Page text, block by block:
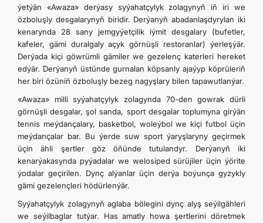
ýetýän «Awaza» derýasy syýahatçylyk zolagynyň iň iri we
özboluşly desgalarynyň biridir. Derýanyň abadanlaşdyrylan iki
kenarynda 28 sany jemgyýetçilik iýmit desgalary (bufetler,
kafeler, gämi duralgaly açyk görnüşli restoranlar) ýerleşýär.
Derýada kiçi göwrümli gämiler we gezelenç katerleri hereket
edýär. Derýanyň üstünde gurnalan köpsanly ajaýyp köprüleriň
her biri özüniň özboluşly bezeg nagyşlary bilen tapawutlanýar.
«Awaza» milli syýahatçylyk zolagynda 70-den gowrak dürli
görnüşli desgalar, şol sanda, sport desgalar toplumyna girýän
tennis meýdançalary, basketbol, woleýbol we kiçi futbol üçin
meýdançalar bar. Bu ýerde suw sport ýaryşlaryny geçirmek
üçin ähli şertler göz öňünde tutulandyr. Derýanyň iki
kenarýakasynda pyýadalar we welosiped sürüjiler üçin ýörite
ýodalar geçirilen. Dynç alýanlar üçin derýa boýunça gyzykly
gämi gezelençleri hödürlenýär.
Syýahatçylyk zolagynyň aglaba bölegini dynç alyş seýilgähleri
we seýilbaglar tutýar. Has amatly howa şertlerini döretmek